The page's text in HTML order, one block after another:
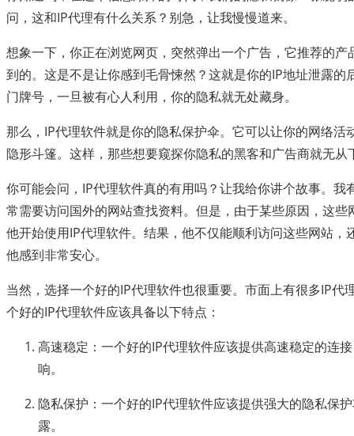
问，这和IP代理有什么关系？别急，让我慢慢道来。
想象一下，你正在浏览网页，突然弹出一个广告，它推荐的
到的。这是不是让你感到毛骨悚然？这就是你的IP地址泄露的
门牌号，一旦被有心人利用，你的隐私就无处藏身。
那么，IP代理软件就是你的隐私保护伞。它可以让你的网络活
隐形斗篷。这样，那些想要窥探你隐私的黑客和广告商就无从
你可能会问，IP代理软件真的有用吗？让我给你讲个故事。我
常需要访问国外的网站查找资料。但是，由于某些原因，这
他开始使用IP代理软件。结果，他不仅能顺利访问这些网站，
他感到非常安心。
当然，选择一个好的IP代理软件也很重要。市面上有很多IP代
个好的IP代理软件应该具备以下特点：
高速稳定：一个好的IP代理软件应该提供高速稳定的连
响。
隐私保护：一个好的IP代理软件应该提供强大的隐私保
露。